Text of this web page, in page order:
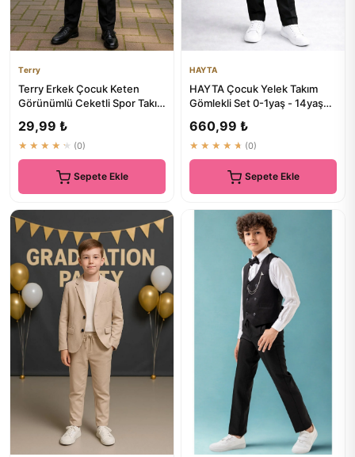
Terry
Terry Erkek Çocuk Keten
Görünümlü Ceketli Spor Takım
29,99 ₺
★★★★★ (0)
Sepete Ekle
HAYTA
HAYTA Çocuk Yelek Takım
Gömlekli Set 0-1yaş - 14yaş
660,99 ₺
★★★★★ (0)
Sepete Ekle